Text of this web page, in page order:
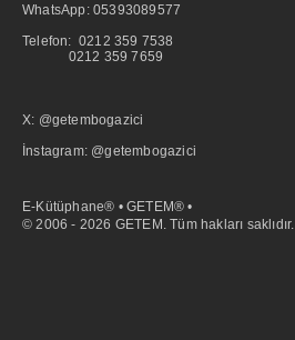
WhatsApp: 05393089577
Telefon: 0212 359 7538
0212 359 7659
X: @getembogazici
İnstagram: @getembogazici
E-Kütüphane® • GETEM® •
© 2006 - 2026 GETEM. Tüm hakları saklıdır.